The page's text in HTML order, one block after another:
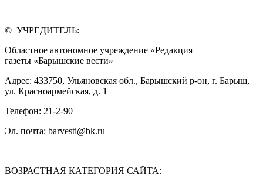
© УЧРЕДИТЕЛЬ:
Областное автономное учреждение «Редакция
газеты «Барышские вести»
Адрес: 433750, Ульяновская обл., Барышский р-он, г. Барыш,
ул. Красноармейская, д. 1
Телефон: 21-2-90
Эл. почта: barvesti@bk.ru
ВОЗРАСТНАЯ КАТЕГОРИЯ САЙТА: